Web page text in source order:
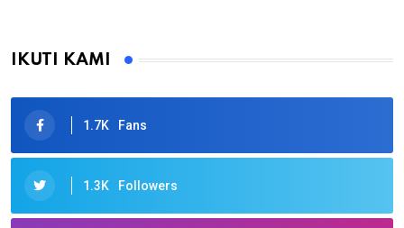
IKUTI KAMI
1.7K Fans
1.3K Followers